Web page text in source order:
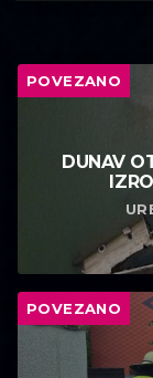
POVEZANO
DUNAV
POVEZANO